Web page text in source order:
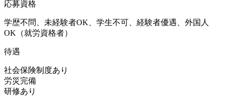
応募資格
学歴不問、未経験者OK、学生不可、経験者優遇、外国人
OK（就労資格者）
待遇
社会保険制度あり
労災完備
研修あり